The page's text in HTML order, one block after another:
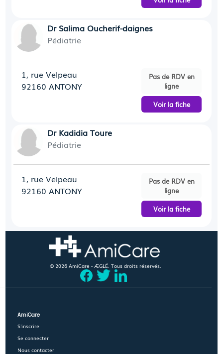
Dr Salima Oucherif-daignes
Pédiatrie
1, rue Velpeau
92160 ANTONY
Pas de RDV en
ligne
Voir la fiche
Dr Kadidia Toure
Pédiatrie
1, rue Velpeau
92160 ANTONY
Pas de RDV en
ligne
Voir la fiche
© 2026 AmiCare - ÆGLÉ. Tous droits réservés.
AmiCare
S'inscrire
Se connecter
Nous contacter